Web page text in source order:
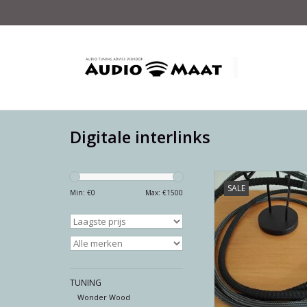
Digitale interlinks
Min: €0 Max: €1500
TUNING
Wonder Wood
SALE
thé way to connect
TOEVOEGEN AAN